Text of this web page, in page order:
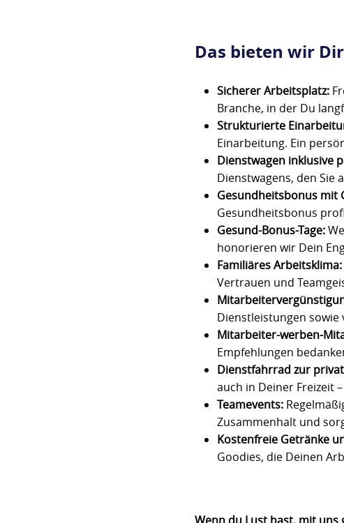
Das bieten wir
Sicherer Arbeitsplatz:
Branche, in der Du
Strukturierte
Einarbeitung. Ein
Dienstwagen inklusive
Dienstwagens, den Sie
Gesundheitsbonus mit
Gesundheitsbonus
Gesund-Bonus-Tage:
honorieren wir Dein
Familiäres Arbeitsklima:
Vertrauen und
Dienstleistungen sowie
Mitarbeiter-werben-
Empfehlungen
Dienstfahrrad zur
auch in Deiner Freizeit
Teamevents:
Zusammenhalt und
Kostenfreie Getränke
Goodies, die Deinen
Wenn du Lust hast, mit